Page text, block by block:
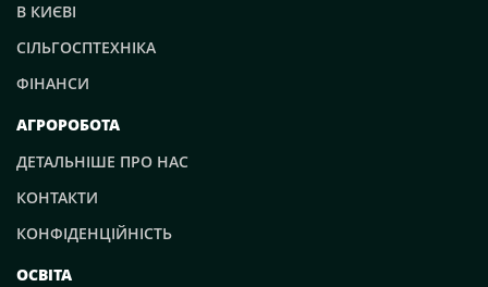
В КИЄВІ
СІЛЬГОСПТЕХНІКА
ФІНАНСИ
АГРОРОБОТА
ДЕТАЛЬНІШЕ ПРО НАС
КОНТАКТИ
КОНФІДЕНЦІЙНІСТЬ
ОСВІТА